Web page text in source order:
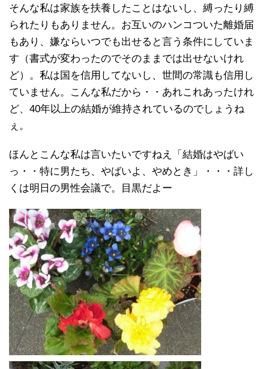
そんな私は家族を扶養したことはないし、縛ったり縛
られたりもありません。お互いのハンコついた離婚届
もあり、嫌ならいつでも出せると言う条件にしていま
す（書式が変わったのでそのままでは出せないけれ
ど）。私は国を信用してないし、世間の常識も信用し
ていません。こんな私だから・・あれこれあったけれ
ど、40年以上の結婚が維持されているのでしょうね
ぇ。
ほんとこんな私は言いたいですねえ「結婚はやばい
っ・・特に男たち、やばいよ、やめとき」・・・詳し
くは明日の男性会議で。目黒だよー